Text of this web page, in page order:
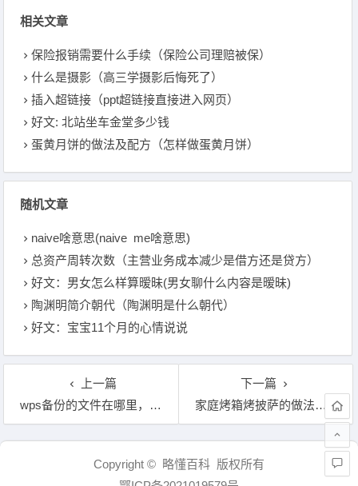
相关文章
保险报销需要什么手续（保险公司理赔被保）
什么是摄影（高三学摄影后悔死了）
插入超链接（ppt超链接直接进入网页）
好文: 北站坐车金堂多少钱
蛋黄月饼的做法及配方（怎样做蛋黄月饼）
随机文章
naive啥意思(naive me啥意思)
总资产周转次数（主营业务成本减少是借方还是贷方）
好文：男女怎么样算暧昧(男女聊什么内容是暧昧)
陶渊明简介朝代（陶渊明是什么朝代）
好文：宝宝11个月的心情说说
上一篇
wps备份的文件在哪里，wps备份中心在哪儿
下一篇
家庭烤箱烤披萨的做法（家庭披萨的简单做法）
文章导航
Copyright © 略懂百科 版权所有